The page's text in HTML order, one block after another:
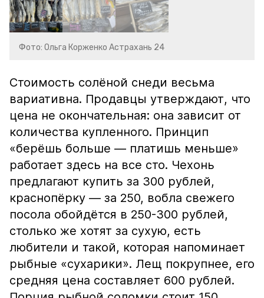
Фото: Ольга Корженко Астрахань 24
Стоимость солёной снеди весьма
вариативна. Продавцы утверждают, что
цена не окончательная: она зависит от
количества купленного. Принцип
«берёшь больше — платишь меньше»
работает здесь на все сто. Чехонь
предлагают купить за 300 рублей,
краснопёрку — за 250, вобла свежего
посола обойдётся в 250-300 рублей,
столько же хотят за сухую, есть
любители и такой, которая напоминает
рыбные «сухарики». Лещ покрупнее, его
средняя цена составляет 600 рублей.